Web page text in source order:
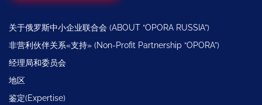
关于俄罗斯中小企业联合会 (ABOUT “OPORA RUSSIA”)
非营利伙伴关系«支持» (Non-Profit Partnership “OPORA”)
经理局和委员会
地区
鉴定(Expertise)